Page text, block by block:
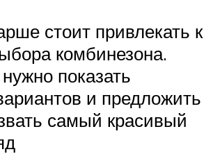
стоит привлекать к
комбинезона.
показать
и предложить
самый красивый